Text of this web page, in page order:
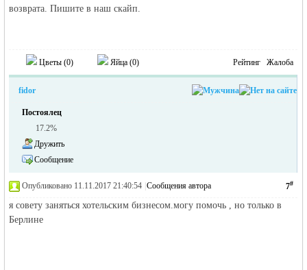
возврата. Пишите в наш скайп.
Цветы (0) Яйца (0) Рейтинг Жалоба
fidor
Постоялец
17.2%
Дружить
Сообщение
7#
Опубликовано 11.11.2017 21:40:54 Сообщения автора
я совету заняться хотельским бизнесом.могу помочь , но только в
Берлине